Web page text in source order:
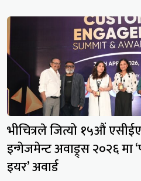
भीचित्रले जित्यो १५औं
इन्गेजमेन्ट अवाड्र्स २०२६
इयर’ अवार्ड